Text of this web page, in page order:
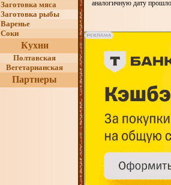
Заготовка мяса
Заготовка рыбы
Варенье
Соки
Кухни
Полтавская
Вегетарианская
Партнеры
аналогичную дату